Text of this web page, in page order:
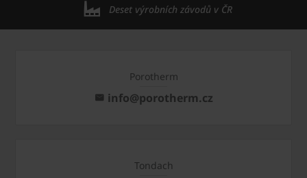
Deset výrobních závodů v ČR
Porotherm
info@porotherm.cz
Tondach